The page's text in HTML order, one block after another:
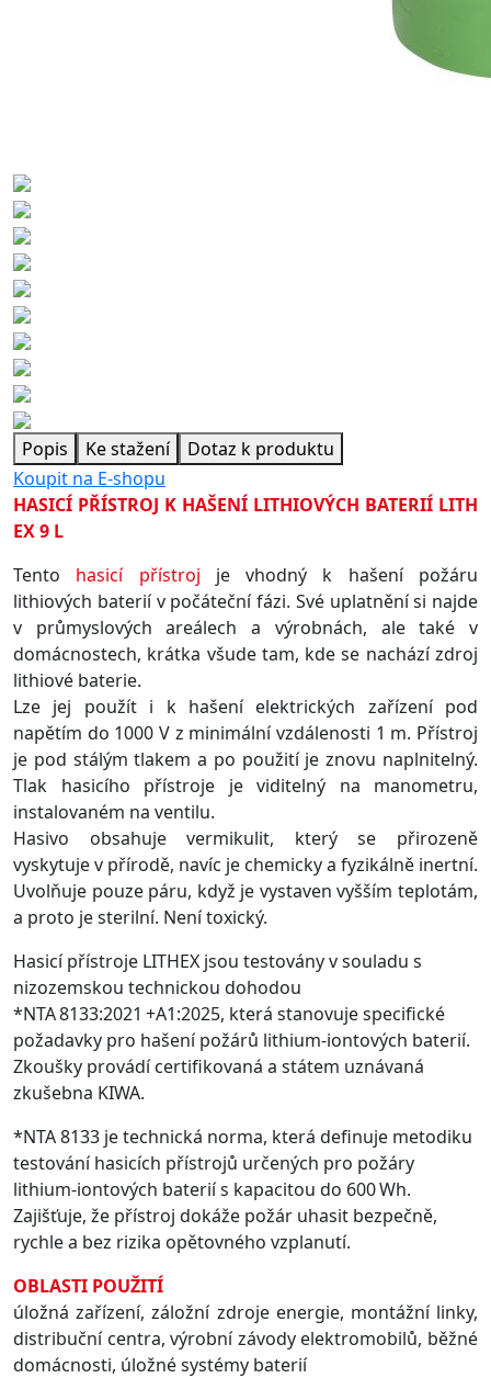
Popis Ke stažení
Dotaz k produktu
Koupit na E-shopu
HASICÍ PŘÍSTROJ K HAŠENÍ LITHIOVÝCH BATERIÍ LITH
EX 9 L
Tento hasicí přístroj je vhodný k hašení požáru
lithiových baterií v počáteční fázi. Své uplatnění si najde
v průmyslových areálech a výrobnách, ale také v
domácnostech, krátka všude tam, kde se nachází zdroj
lithiové baterie.
Lze jej použít i k hašení elektrických zařízení pod
napětím do 1000 V z minimální vzdálenosti 1 m. Přístroj
je pod stálým tlakem a po použití je znovu naplnitelný.
Tlak hasicího přístroje je viditelný na manometru,
instalovaném na ventilu.
Hasivo obsahuje vermikulit, který se přirozeně
vyskytuje v přírodě, navíc je chemicky a fyzikálně inertní.
Uvolňuje pouze páru, když je vystaven vyšším teplotám,
a proto je sterilní. Není toxický.
Hasicí přístroje LITHEX jsou testovány v souladu s
nizozemskou technickou dohodou
*NTA 8133:2021 +A1:2025, která stanovuje specifické
požadavky pro hašení požárů lithium-iontových baterií.
Zkoušky provádí certifikovaná a státem uznávaná
zkušebna KIWA.
*NTA 8133 je technická norma, která definuje metodiku
testování hasicích přístrojů určených pro požáry
lithium-iontových baterií s kapacitou do 600 Wh.
Zajišťuje, že přístroj dokáže požár uhasit bezpečně,
rychle a bez rizika opětovného vzplanutí.
OBLASTI POUŽITÍ
úložná zařízení, záložní zdroje energie, montážní linky,
distribuční centra, výrobní závody elektromobilů, běžné
domácnosti, úložné systémy baterií